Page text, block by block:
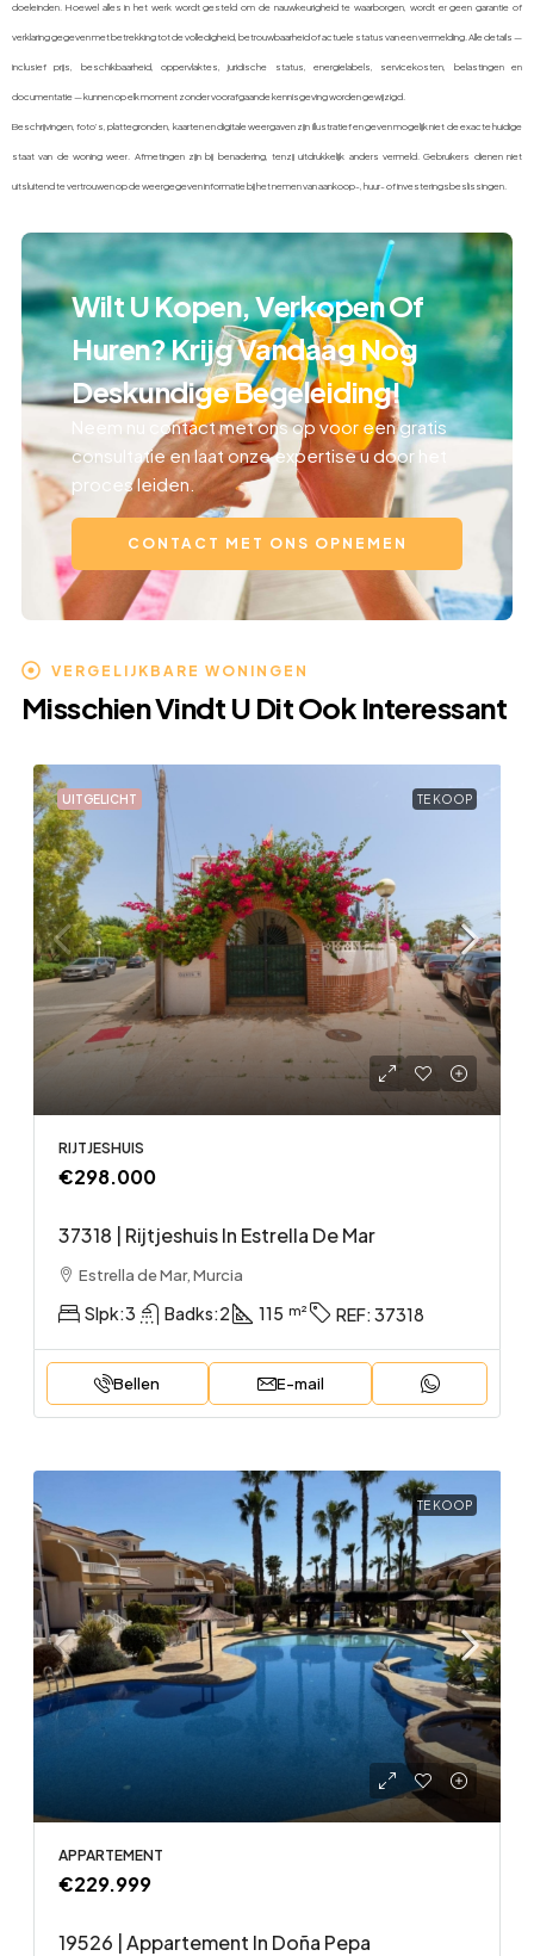
doeleinden. Hoewel alles in het werk wordt gesteld om de nauwkeurigheid te waarborgen, wordt er geen garantie of
verklaring gegeven met betrekking tot de volledigheid, betrouwbaarheid of actuele status van een vermelding. Alle details —
inclusief prijs, beschikbaarheid, oppervlaktes, juridische status, energielabels, servicekosten, belastingen en
documentatie — kunnen op elk moment zonder voorafgaande kennisgeving worden gewijzigd.
Beschrijvingen, foto’s, plattegronden, kaarten en digitale weergaven zijn illustratief en geven mogelijk niet de exacte huidige
staat van de woning weer. Afmetingen zijn bij benadering, tenzij uitdrukkelijk anders vermeld. Gebruikers dienen niet
uitsluitend te vertrouwen op de weergegeven informatie bij het nemen van aankoop-, huur- of investeringsbeslissingen.
Wilt U Kopen, Verkopen Of
Huren? Krijg Vandaag Nog
Deskundige Begeleiding!
Neem nu contact met ons op voor een gratis
consultatie en laat onze expertise u door het
proces leiden.
CONTACT MET ONS OPNEMEN
VERGELIJKBARE WONINGEN
Misschien Vindt U Dit Ook Interessant
UITGELICHT TE KOOP
RIJTJESHUIS
€298.000
37318 | Rijtjeshuis In Estrella De Mar
Estrella de Mar, Murcia
Slpk:3 Badks:2 115 REF: 37318
Bellen E-mail
TE KOOP
APPARTEMENT
€229.999
19526 | Appartement In Doña Pepa